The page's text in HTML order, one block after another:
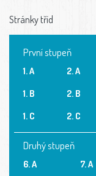
Stránky tříd
První stupeň
1. A
1. B
1. C
2. A
2. B
2. C
Druhý stupeň
6. A 7. A